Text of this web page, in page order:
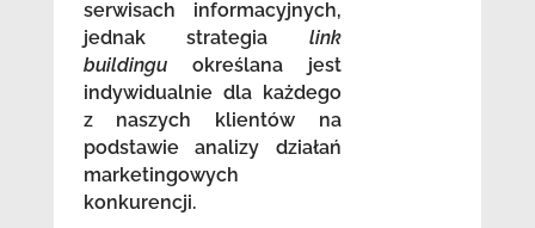
serwisach informacyjnych,
jednak strategia link
buildingu określana jest
indywidualnie dla każdego
z naszych klientów na
podstawie analizy działań
marketingowych
konkurencji.